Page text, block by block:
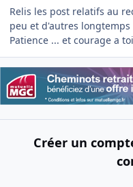
Relis les post relatifs au
peu et d'autres
Patience ... et courage a
Créer un